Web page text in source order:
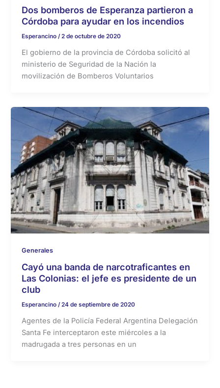
Dos bomberos de Esperanza partieron a
Córdoba para ayudar en los incendios
Esperancino/2 de octubre de 2020
El gobierno de la provincia de Córdoba solicitó al
ministerio de Seguridad de la Nación la
movilización de Bomberos Voluntarios
Generales
Cayó una banda de narcotraficantes en
Las Colonias: el jefe es presidente de un
club
Esperancino/24 de septiembre de 2020
Agentes de la Policía Federal Argentina Delegación
Santa Fe interceptaron este miércoles a la
madrugada a tres personas en un